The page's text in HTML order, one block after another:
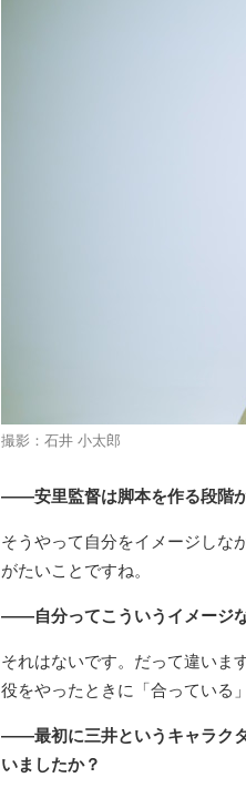
撮影：石井 小太郎
――安里監督は脚本を作る段階
そうやって自分をイメージしな
がたいことですね。
――自分ってこういうイメージ
それはないです。だって違いま
役をやったときに「合っている
――最初に三井というキャラク
いましたか？